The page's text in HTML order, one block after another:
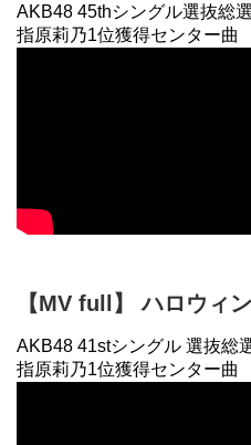
AKB48 45thシングル選抜総
指原莉乃1位獲得センター
【MV full】 ハロウィ
AKB48 41stシングル 選抜総
指原莉乃1位獲得センター曲